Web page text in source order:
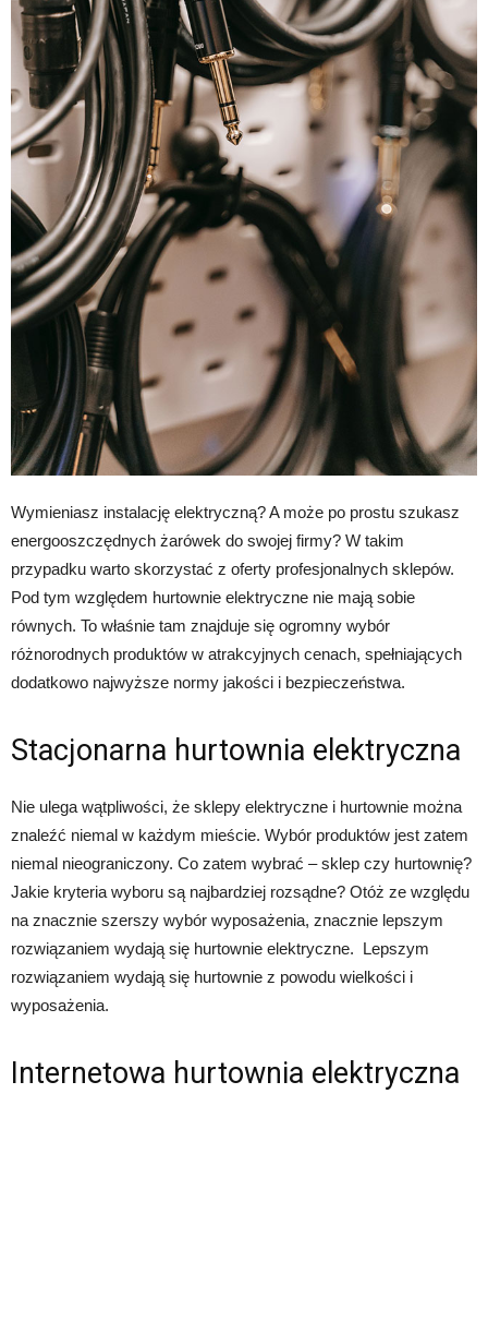
Wymieniasz instalację elektryczną? A może po prostu szukasz
energooszczędnych żarówek do swojej firmy? W takim
przypadku warto skorzystać z oferty profesjonalnych sklepów.
Pod tym względem hurtownie elektryczne nie mają sobie
równych. To właśnie tam znajduje się ogromny wybór
różnorodnych produktów w atrakcyjnych cenach, spełniających
dodatkowo najwyższe normy jakości i bezpieczeństwa.
Stacjonarna hurtownia elektryczna
Nie ulega wątpliwości, że sklepy elektryczne i hurtownie można
znaleźć niemal w każdym mieście. Wybór produktów jest zatem
niemal nieograniczony. Co zatem wybrać – sklep czy hurtownię?
Jakie kryteria wyboru są najbardziej rozsądne? Otóż ze względu
na znacznie szerszy wybór wyposażenia, znacznie lepszym
rozwiązaniem wydają się hurtownie elektryczne. Lepszym
rozwiązaniem wydają się hurtownie z powodu wielkości i
wyposażenia.
Internetowa hurtownia elektryczna